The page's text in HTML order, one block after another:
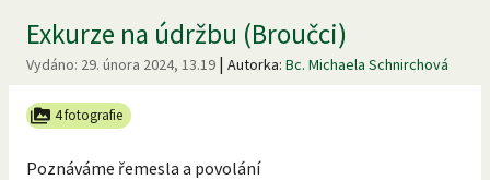
Exkurze na údržbu (Broučci)
Vydáno: 29. února 2024, 13.19 | Autorka: Bc. Michaela Schnirchová
4 fotografie
Poznáváme řemesla a povolání